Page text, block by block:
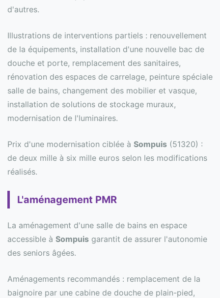
d'autres.
Illustrations de interventions partiels : renouvellement
de la équipements, installation d'une nouvelle bac de
douche et porte, remplacement des sanitaires,
rénovation des espaces de carrelage, peinture spéciale
salle de bains, changement des mobilier et vasque,
installation de solutions de stockage muraux,
modernisation de l'luminaires.
Prix d'une modernisation ciblée à Sompuis (51320) :
de deux mille à six mille euros selon les modifications
réalisés.
L'aménagement PMR
La aménagement d'une salle de bains en espace
accessible à Sompuis garantit de assurer l'autonomie
des seniors âgées.
Aménagements recommandés : remplacement de la
baignoire par une cabine de douche de plain-pied,